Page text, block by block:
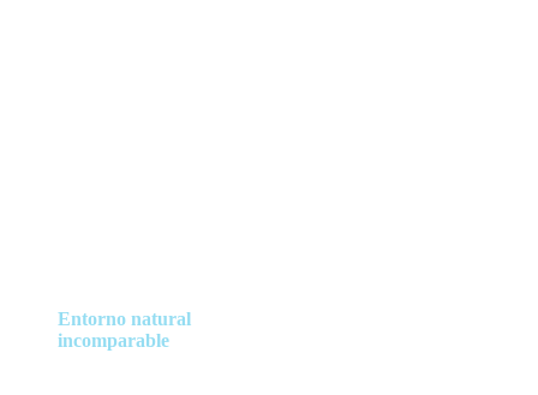
Entorno natural
incomparable